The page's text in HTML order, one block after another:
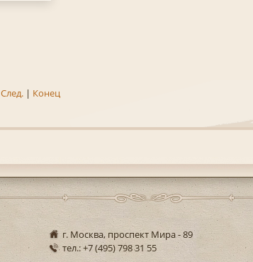
След.| Конец
г. Москва, проспект Мира - 89
тел.: +7 (495) 798 31 55